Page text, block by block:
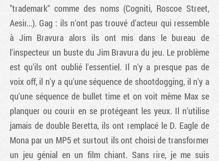
"trademark" comme des noms (Cogniti, Roscoe Street,
Aesir...). Gag : ils n'ont pas trouvé d'acteur qui ressemble
à Jim Bravura alors ils ont mis dans le bureau de
l'inspecteur un buste du Jim Bravura du jeu. Le problème
est qu'ils ont oublié l'essentiel. Il n'y a presque pas de
voix off, il n'y a qu'une séquence de shootdogging, il n'y a
qu'une séquence de bullet time et on voit même Max se
planquer ou courir en se protégeant les yeux. Il n'utilise
jamais de double Beretta, ils ont remplacé le D. Eagle de
Mona par un MP5 et surtout ils ont choisi de transformer
un jeu génial en un film chiant. Sans rire, je me suis